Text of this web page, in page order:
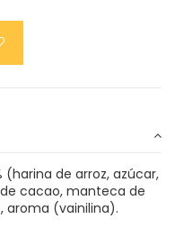
(harina de arroz, azúcar,
cacao, manteca de
aroma (vainilina).